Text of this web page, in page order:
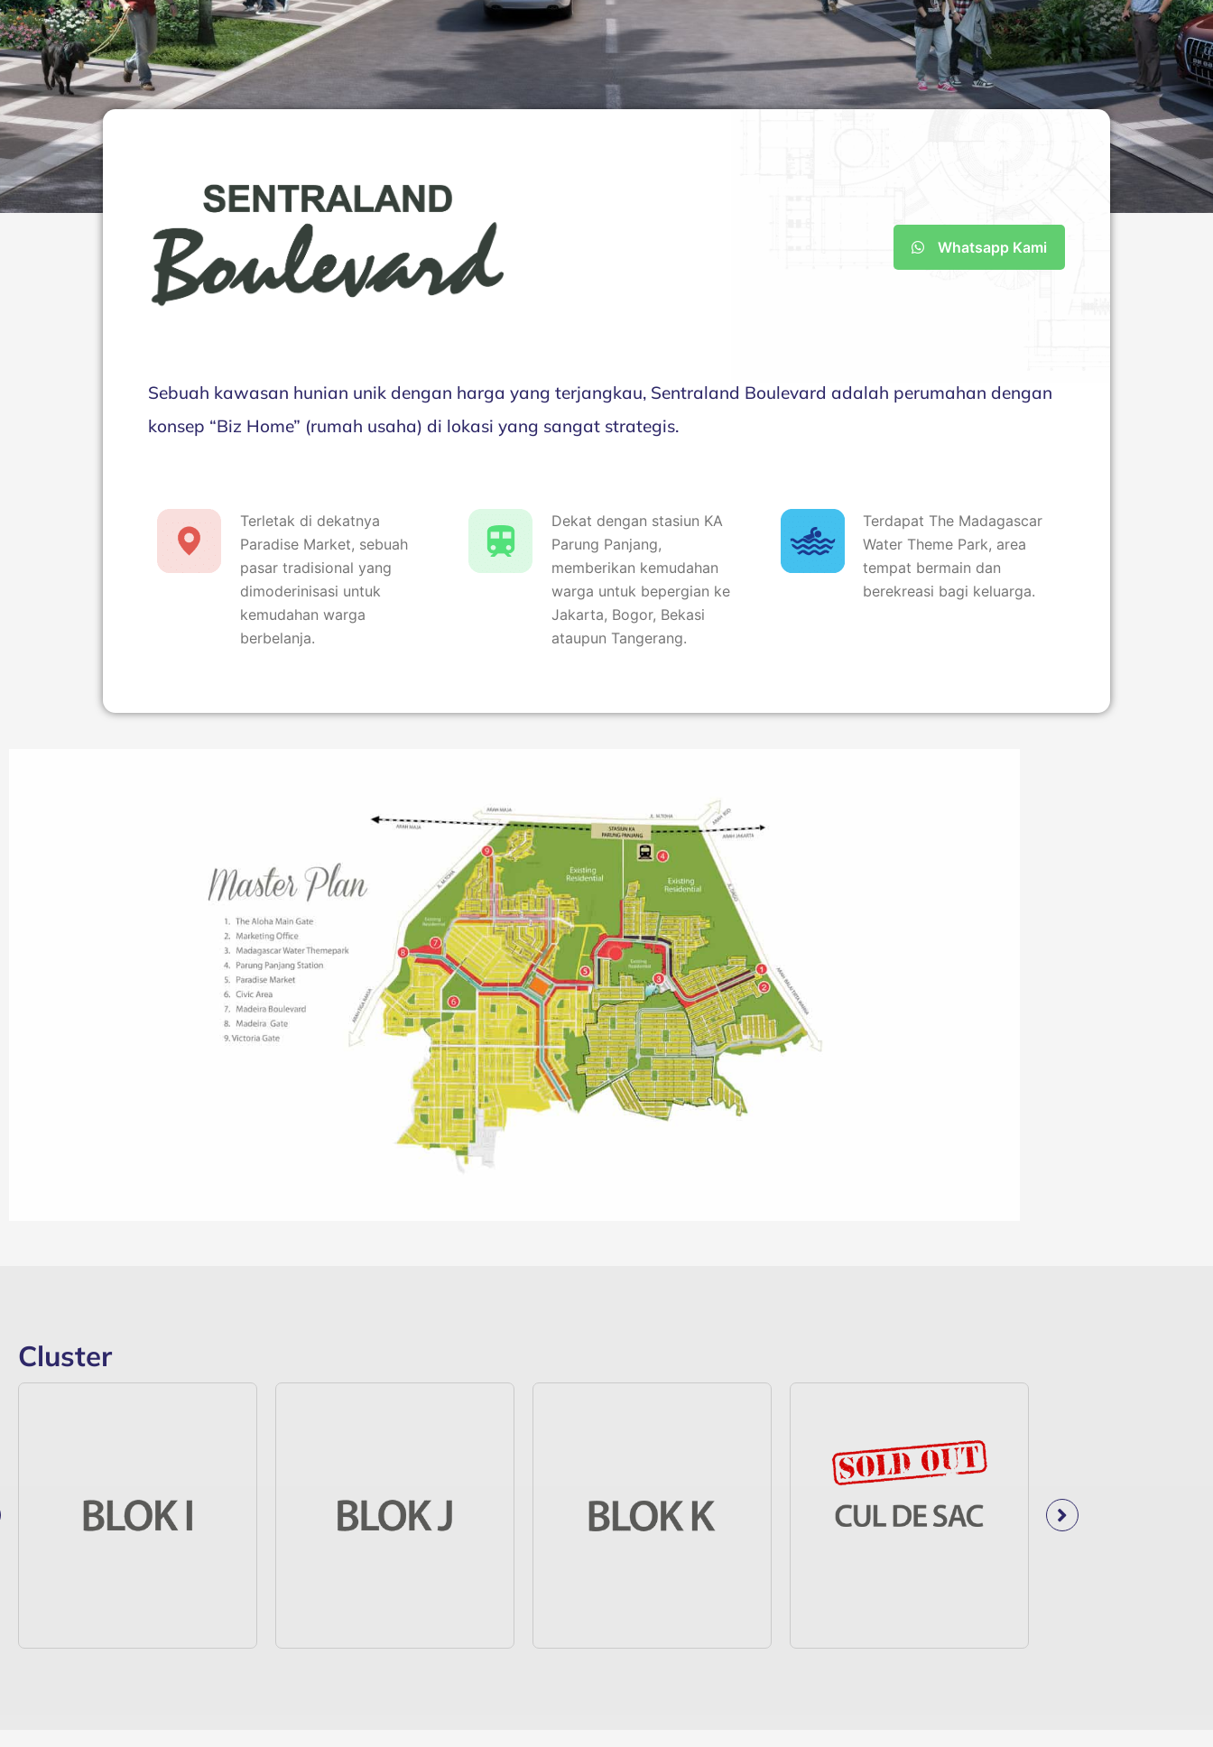
Whatsapp Kami
Sebuah kawasan hunian unik dengan harga yang terjangkau, Sentraland Boulevard adalah perumahan dengan
konsep “Biz Home” (rumah usaha) di lokasi yang sangat strategis.
Terletak di dekatnya
Paradise Market, sebuah
pasar tradisional yang
dimoderinisasi untuk
kemudahan warga
berbelanja.
Dekat dengan stasiun KA
Parung Panjang,
memberikan kemudahan
warga untuk bepergian ke
Jakarta, Bogor, Bekasi
ataupun Tangerang.
Terdapat The Madagascar
Water Theme Park, area
tempat bermain dan
berekreasi bagi keluarga.
Cluster